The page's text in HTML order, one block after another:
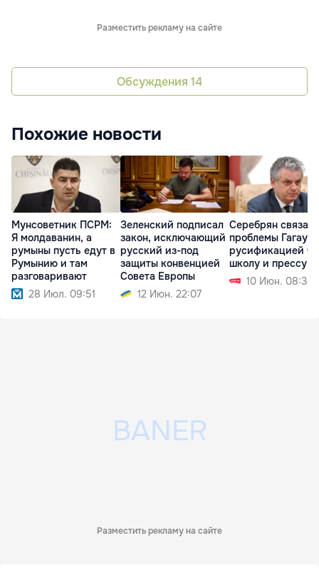
Разместить рекламу на сайте
Обсуждения 14
Похожие новости
Мунсоветник ПСРМ:
Я молдаванин, а
румыны пусть едут в
Румынию и там
разговаривают
28 Июл. 09:51
Зеленский подписал
закон, исключающий
русский из-под
защиты конвенцией
Совета Европы
12 Июн. 22:07
Серебрян связал
проблемы
русификацией
школу и прессу
10 Июн. 08:35
Разместить рекламу на сайте